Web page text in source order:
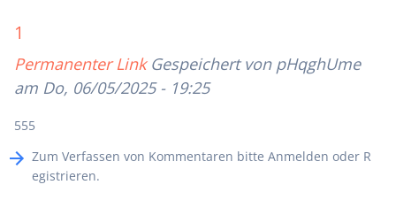
1
Permanenter Link Gespeichert von pHqghUme
am Do, 06/05/2025 - 19:25
555
Zum Verfassen von Kommentaren bitte Anmelden oder R
egistrieren.